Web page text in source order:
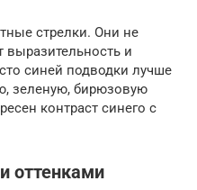
стрелки. Они не
выразительность и
синей подводки лучше
зеленую, бирюзовую
контраст синего с
оттенками